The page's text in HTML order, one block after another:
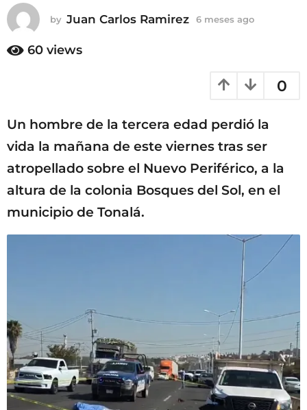
g
o
by Juan Carlos Ramirez 6 meses ago
s
60 views
0
Un hombre de la tercera edad perdió la
vida la mañana de este viernes tras ser
atropellado sobre el Nuevo Periférico, a la
altura de la colonia Bosques del Sol, en el
municipio de Tonalá.